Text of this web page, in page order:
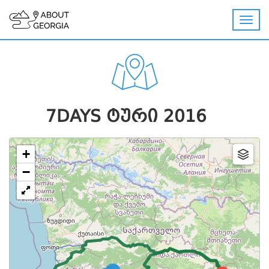
7DAYS ᲢᲣᲠᲘ 2016
+
−